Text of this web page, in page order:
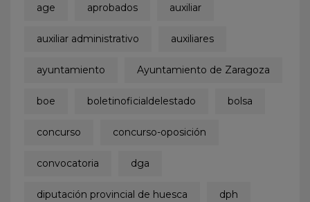
age aprobados auxiliar
auxiliar administrativo auxiliares
ayuntamiento Ayuntamiento de Zaragoza
boe boletinoficialdelestado bolsa
concurso concurso-oposición
convocatoria dga
diputación provincial de huesca dph